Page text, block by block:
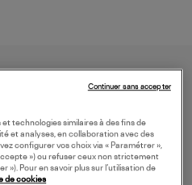
GRATUITE
150 € d'achat*
technologies similaires à des fins de
et analyses, en collaboration avec des
configurer vos choix via « Paramétrer »,
») ou refuser ceux non strictement
»). Pour en savoir plus sur l’utilisation de
de cookies
Continuer sans accepter